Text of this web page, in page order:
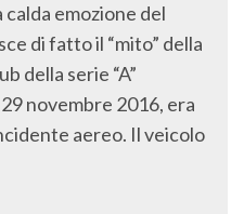
emozione del
di fatto il “mito” della
della serie “A”
novembre 2016, era
aereo. Il veicolo